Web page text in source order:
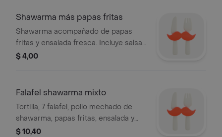
Shawarma más papas fritas
Shawarma acompañado de papas
fritas y ensalada fresca. Incluye salsas
variadas.
$ 4,00
Falafel shawarma mixto
Tortilla, 7 falafel, pollo mechado de
shawarma, papas fritas, ensalada y
salsas.
$ 10,40